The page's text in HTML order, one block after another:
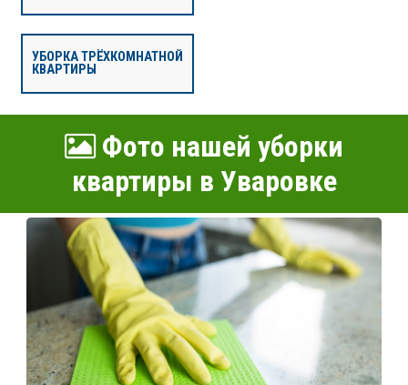
УБОРКА ТРЁХКОМНАТНОЙ
КВАРТИРЫ
Фото нашей уборки
квартиры в Уваровке